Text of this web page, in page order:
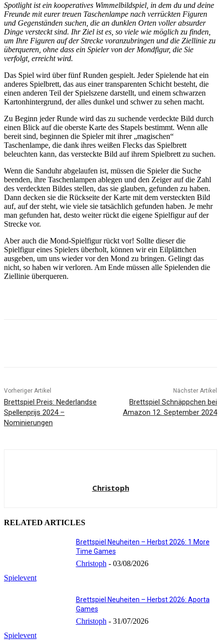
Spotlight ist ein kooperatives Wimmelbildspiel, in dem du und deine
Freunde mit eurer treuen Taschenlampe nach verrückten Figuren
und Gegenständen suchen, die an dunklen Orten voller absurder
Dinge versteckt sind. Ihr Ziel ist es, so viele wie möglich zu finden,
um Ihre Figuren auf der Strecke voranzubringen und die Ziellinie zu
überqueren, ohne dass ein Spieler von der Mondfigur, die Sie
verfolgt, erreicht wird.
Das Spiel wird über fünf Runden gespielt. Jeder Spielende hat ein
anderes Spielbrett, das aus einer transparenten Schicht besteht, die
einen anderen Teil der Spielszene darstellt, und einem schwarzen
Kartonhintergrund, der alles dunkel und schwer zu sehen macht.
Zu Beginn jeder Runde wird das zu suchende verdeckte Bild durch
einen Blick auf die oberste Karte des Stapels bestimmt. Wenn alle
bereit sind, beginnen die Spieler mit ihrer „magischen“
Taschenlampe, die dank ihres weißen Flecks das Spielbrett
beleuchten kann, das versteckte Bild auf ihrem Spielbrett zu suchen.
Wenn die Sanduhr abgelaufen ist, müssen die Spieler die Suche
beenden, ihre Taschenlampen ablegen und den Zeiger auf die Zahl
des verdeckten Bildes stellen, das sie glauben, gefunden zu haben.
Dann decken sie die Rückseite der Karte mit dem versteckten Bild
auf, auf der steht, wie viele sie tatsächlich gefunden haben. Je mehr
man gefunden hat, desto weiter rückt die eigene Spielfigur auf der
Strecke vor.
Aber auch die Mond-Spielfigur rückt vor! Sollte dieser die
Spielfigur eines Spielers überholt, können wir ein Eilplättchen
ausgeben, um uns wieder vor den Mond zu bringen. Gelingt das
nicht, so haben wir verloren. Am Ende müssen alle Spielenden die
Ziellinie überqueren.
Vorheriger Artikel
Brettspiel Preis: Nederlandse
Spellenprijs 2024 –
Nominierungen
Nächster Artikel
Brettspiel Schnäppchen bei
Amazon 12. September 2024
Christoph
RELATED ARTICLES
Spielevent
Brettspiel Neuheiten – Herbst 2026: 1 More
Time Games
Christoph - 03/08/2026
Spielevent
Brettspiel Neuheiten – Herbst 2026: Aporta
Games
Christoph - 31/07/2026